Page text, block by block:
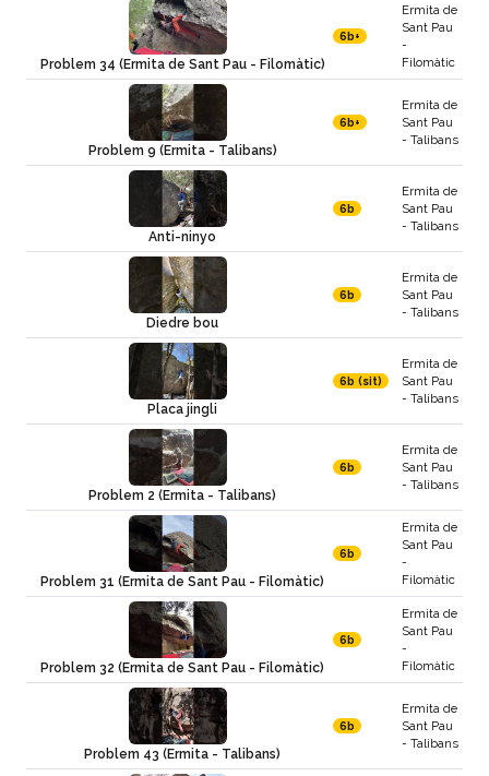
Problem 34 (Ermita de Sant Pau - Filomàtic)
6b+
Ermita de
Sant Pau
-
Filomàtic
Problem 9 (Ermita - Talibans)
6b+
Ermita de
Sant Pau
- Talibans
Anti-ninyo
6b
Ermita de
Sant Pau
- Talibans
Diedre bou
6b
Ermita de
Sant Pau
- Talibans
Placa jingli
6b (sit)
Ermita de
Sant Pau
- Talibans
Problem 2 (Ermita - Talibans)
6b
Ermita de
Sant Pau
- Talibans
Problem 31 (Ermita de Sant Pau - Filomàtic)
6b
Ermita de
Sant Pau
-
Filomàtic
Problem 32 (Ermita de Sant Pau - Filomàtic)
6b
Ermita de
Sant Pau
-
Filomàtic
Problem 43 (Ermita - Talibans)
6b
Ermita de
Sant Pau
- Talibans